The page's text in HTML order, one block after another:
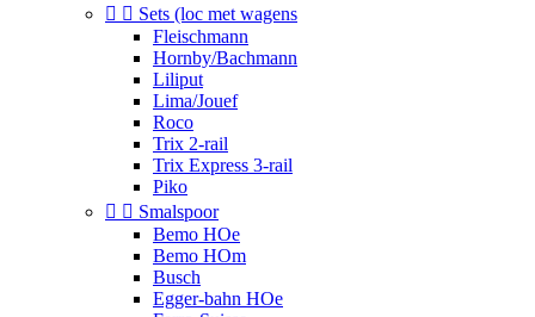
  Sets (loc met wagens
Fleischmann
Hornby/Bachmann
Liliput
Lima/Jouef
Roco
Trix 2-rail
Trix Express 3-rail
Piko
  Smalspoor
Bemo HOe
Bemo HOm
Busch
Egger-bahn HOe